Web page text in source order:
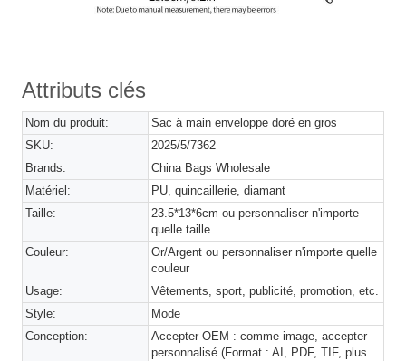
Attributs clés
Nom du produit:
Sac à main enveloppe doré en gros
SKU:
2025/5/7362
Brands:
China Bags Wholesale
Matériel:
PU, quincaillerie, diamant
Taille:
23.5*13*6cm ou personnaliser n'importe
quelle taille
Couleur:
Or/Argent ou personnaliser n'importe quelle
couleur
Usage:
Vêtements, sport, publicité, promotion, etc.
Style:
Mode
Conception:
Accepter OEM : comme image, accepter
personnalisé (Format : AI, PDF, TIF, plus